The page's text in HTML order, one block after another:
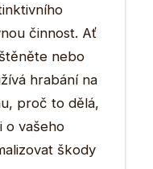
činnost. Ať
nebo
hrabání na
proč to dělá,
o vašeho
škody